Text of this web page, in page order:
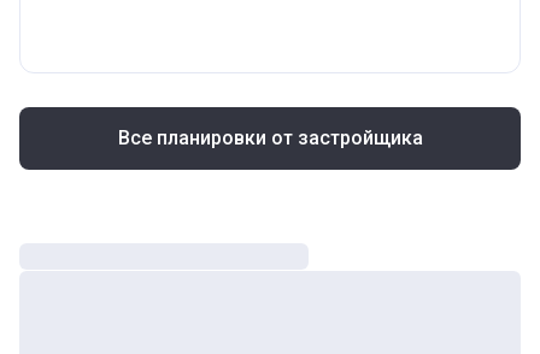
Все планировки от застройщика